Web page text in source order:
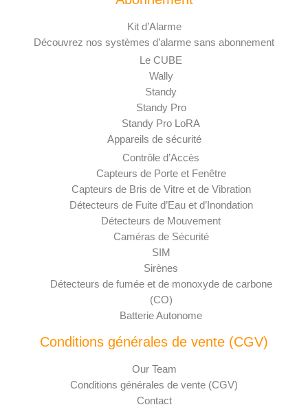
Kit d’Alarme
Découvrez nos systèmes d’alarme sans abonnement
Le CUBE
Wally
Standy
Standy Pro
Standy Pro LoRA
Appareils de sécurité
Contrôle d’Accès
Capteurs de Porte et Fenêtre
Capteurs de Bris de Vitre et de Vibration
Détecteurs de Fuite d’Eau et d’Inondation
Détecteurs de Mouvement
Caméras de Sécurité
SIM
Sirènes
Détecteurs de fumée et de monoxyde de carbone
(CO)
Batterie Autonome
Conditions générales de vente (CGV)
Our Team
Conditions générales de vente (CGV)
Contact